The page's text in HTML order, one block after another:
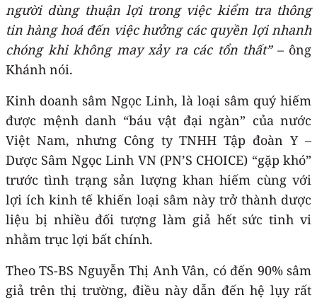
người dùng thuận lợi trong việc kiểm tra thông
tin hàng hoá đến việc hưởng các quyền lợi nhanh
chóng khi không may xảy ra các tổn thất”– ông
Khánh nói.
Kinh doanh sâm Ngọc Linh, là loại sâm quý hiếm
được mệnh danh “báu vật đại ngàn” của nước
Việt Nam, nhưng Công ty TNHH Tập đoàn Y –
Dược Sâm Ngọc Linh VN (PN’S CHOICE) “gặp khó”
trước tình trạng sản lượng khan hiếm cùng với
lợi ích kinh tế khiến loại sâm này trở thành dược
liệu bị nhiều đối tượng làm giả hết sức tinh vi
nhằm trục lợi bất chính.
Theo TS-BS Nguyễn Thị Anh Vân, có đến 90% sâm
giả trên thị trường, điều này dẫn đến hệ lụy rất